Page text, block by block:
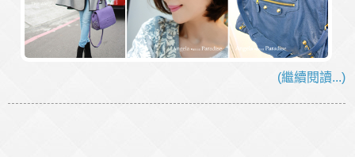
(繼續閱讀...)